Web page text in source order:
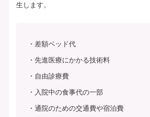
生します。
差額ベッド代
先進医療にかかる技術料
自由診療費
入院中の食事代の一部
通院のための交通費や宿泊費